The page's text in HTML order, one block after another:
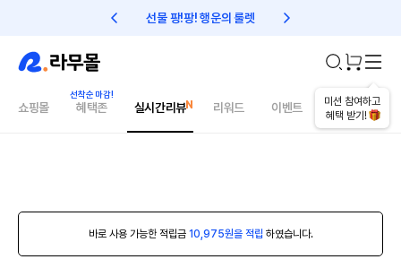
선물 팡!팡! 행운의 룰렛 친구초대 1만원 리워드!
미션 참여하고
혜택 받기!
쇼핑몰 혜택존 실시간리뷰 리워드 이벤트 건강매거진
바로 사용 가능한 적립금 10,975원을 적립 하였습니다.